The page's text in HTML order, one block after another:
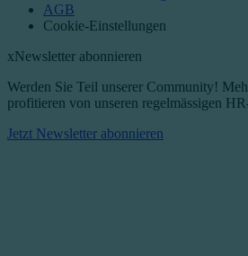
AGB
Cookie-Einstellungen
xNewsletter abonnieren
Werden Sie Teil unserer Community!
profitieren von unseren regelmässigen
Jetzt Newsletter abonnieren​